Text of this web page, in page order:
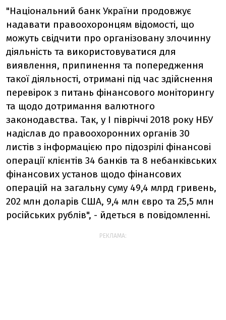
"Національний банк України продовжує
надавати правоохоронцям відомості, що
можуть свідчити про організовану злочинну
діяльність та використовуватися для
виявлення, припинення та попередження
такої діяльності, отримані під час здійснення
перевірок з питань фінансового моніторингу
та щодо дотримання валютного
законодавства. Так, у I півріччі 2018 року НБУ
надіслав до правоохоронних органів 30
листів з інформацією про підозрілі фінансові
операції клієнтів 34 банків та 8 небанківських
фінансових установ щодо фінансових
операцій на загальну суму 49,4 млрд гривень,
202 млн доларів США, 9,4 млн євро та 25,5 млн
російських рублів", - йдеться в повідомленні.
РЕКЛАМА: